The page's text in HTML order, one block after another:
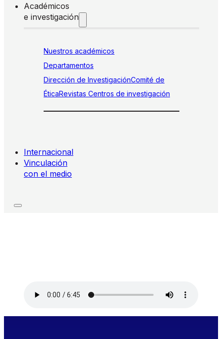
Académicos
e investigación
Nuestros académicos
Departamentos
Dirección de InvestigaciónComité de
ÉticaRevistas Centros de investigación
Internacional
Vinculación
con el medio